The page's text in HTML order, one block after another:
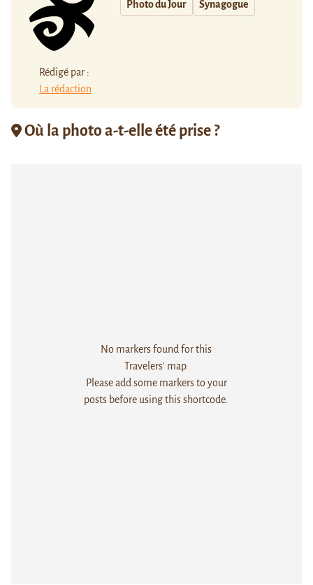
Rédigé par :
La rédaction
Photo du Jour Synagogue
Où la photo a-t-elle été prise ?
No markers found for this
Travelers' map.
Please add some markers to your
posts before using this shortcode.